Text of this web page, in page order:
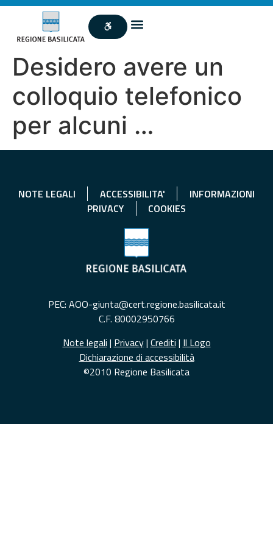
Desidero avere un
colloquio telefonico
per alcuni …
NOTE LEGALI ACCESSIBILITA'
INFORMAZIONI
PRIVACY
COOKIES
PEC: AOO-giunta@cert.regione.basilicata.it
C.F. 80002950766
Note legali | Privacy| Crediti | Il Logo
Dichiarazione di accessibilità
©2010 Regione Basilicata